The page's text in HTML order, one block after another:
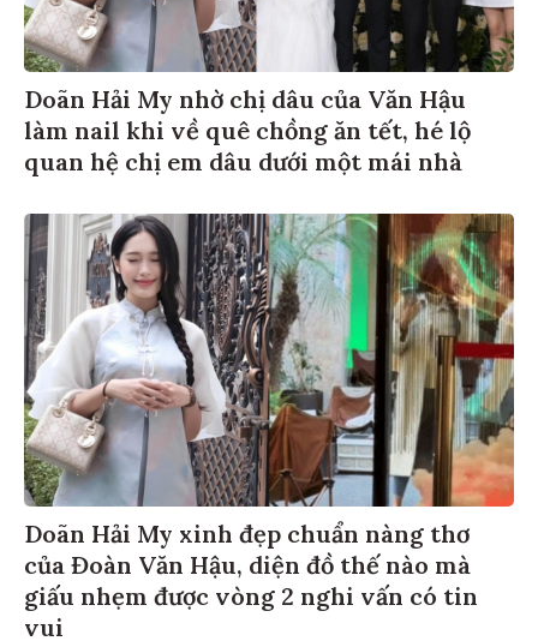
Doãn Hải My nhờ chị dâu của Văn Hậu
làm nail khi về quê chồng ăn tết, hé lộ
quan hệ chị em dâu dưới một mái nhà
Doãn Hải My xinh đẹp chuẩn nàng thơ
của Đoàn Văn Hậu, diện đồ thế nào mà
giấu nhẹm được vòng 2 nghi vấn có tin
vui